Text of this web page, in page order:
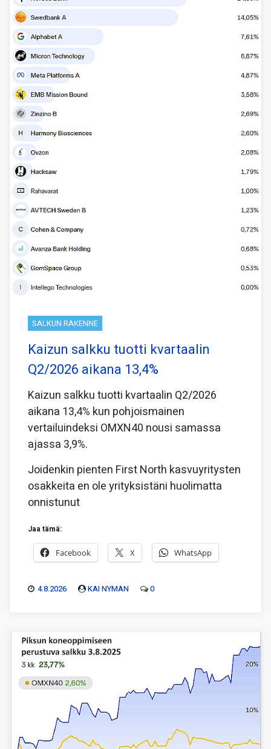
SALKUN RAKENNE
Kaizun salkku tuotti kvartaalin
Q2/2026 aikana 13,4%
Kaizun salkku tuotti kvartaalin Q2/2026
aikana 13,4% kun pohjoismainen
vertailuindeksi OMXN40 nousi samassa
ajassa 3,9%.
Joidenkin pienten First North kasvuyritysten
osakkeita en ole yrityksistäni huolimatta
onnistunut
Jaa tämä:
Facebook X WhatsApp
4.8.2026 KAI NYMAN 0